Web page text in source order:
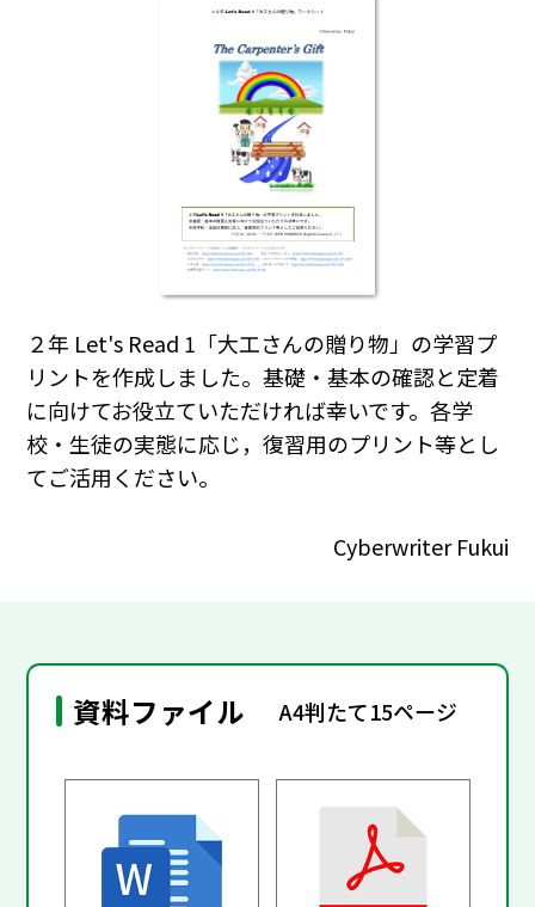
２年 Let's Read 1「大工さんの贈り物」の学習プ
リントを作成しました。基礎・基本の確認と定着
に向けてお役立ていただければ幸いです。各学
校・生徒の実態に応じ，復習用のプリント等とし
てご活用ください。
Cyberwriter Fukui
資料ファイル A4判たて15ページ